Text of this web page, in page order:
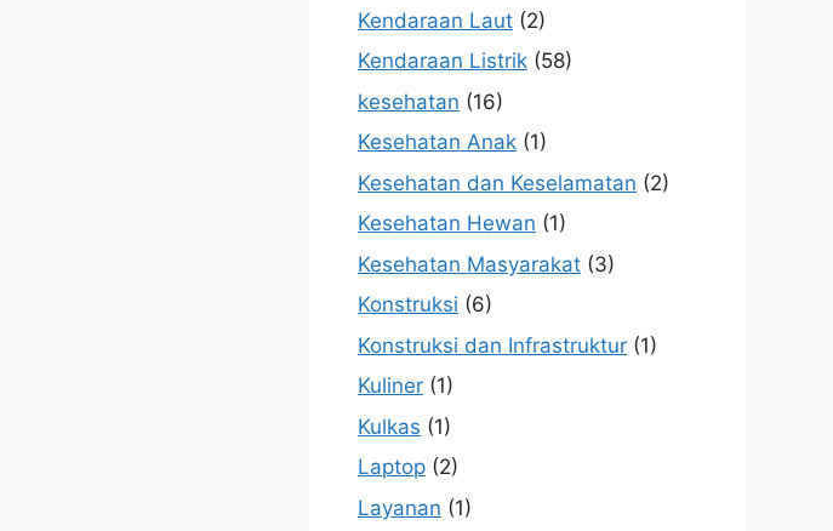
Kendaraan Laut (2)
Kendaraan Listrik (58)
kesehatan (16)
Kesehatan Anak (1)
Kesehatan dan Keselamatan (2)
Kesehatan Hewan (1)
Kesehatan Masyarakat (3)
Konstruksi (6)
Konstruksi dan Infrastruktur (1)
Kuliner (1)
Kulkas (1)
Laptop (2)
Layanan (1)